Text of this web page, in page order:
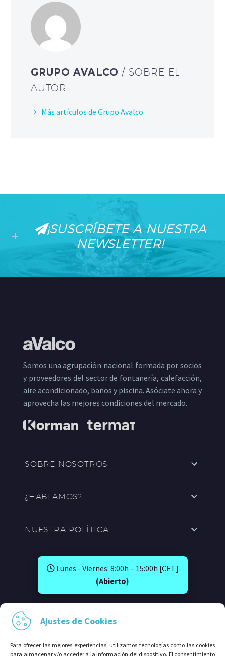
Ajustes de Cookies
Para ofrecer las mejores experiencias, utilizamos tecnologías como las cookies
para almacenar y/o acceder a la información del dispositivo. El consentimiento
GRUPO AVALCO/ SOBRE EL
AUTOR
Más artículos de Grupo Avalco
¡SUSCRÍBETE A NUESTRA
NEWSLETTER!
Somos una agrupación nacional formada por socios
y proveedores del sector de fontanería, calefacción,
aire acondicionado, baños y piscina. Asóciate ahora y
aprovecha las mejores condiciones del mercado.
SOBRE NOSOTROS
¿HABLAMOS?
NUESTRA POLÍTICA
Lunes - Viernes: 8:00h – 15:00h [CET]
(Abierto)